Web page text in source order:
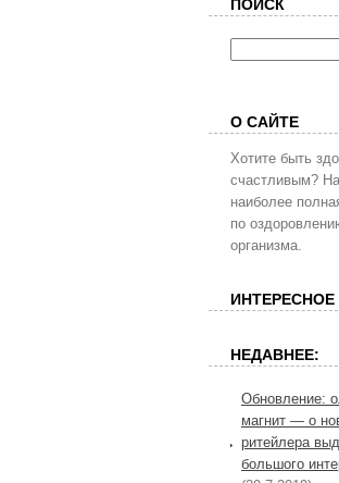
ПОИСК
О САЙТЕ
Хотите быть
счастливым?
наиболее
по
организма.
ИНТЕРЕСНОЕ
НЕДАВНЕЕ:
Обновление:
магнит — о
ритейлера
большого